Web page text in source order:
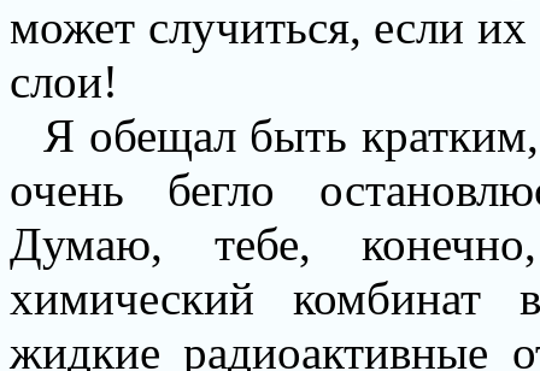
может случиться, если
слои!
Я обещал быть
очень бегло
Думаю, тебе,
химический комбинат
жидкие радиоактивные